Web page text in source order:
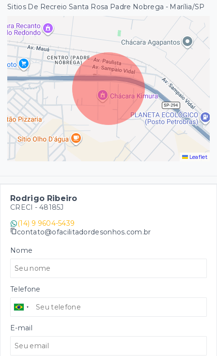
Sitios De Recreio Santa Rosa Padre Nobrega - Marília/SP
Leaflet
Rodrigo Ribeiro
CRECI - 48185J
(14) 9 9604-5439
contato@ofacilitadordesonhos.com.br
Nome
Telefone
E-mail